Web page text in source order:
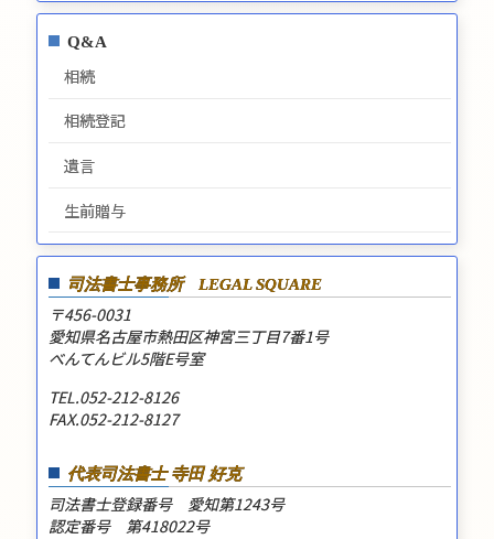
Q&A
相続
相続登記
遺言
生前贈与
司法書士事務所 LEGAL SQUARE
〒456-0031
愛知県名古屋市熱田区神宮三丁目7番1号
べんてんビル5階E号室
TEL.052-212-8126
FAX.052-212-8127
代表司法書士 寺田 好克
司法書士登録番号 愛知第1243号
認定番号 第418022号